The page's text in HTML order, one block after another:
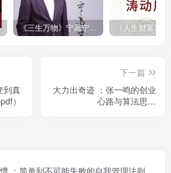
册] 《三生万物》宁高宁（epub+mobi+azw3+pdf）
到真
）
下一篇
大力出奇迹 ：张一鸣的创业
心路与算法思维